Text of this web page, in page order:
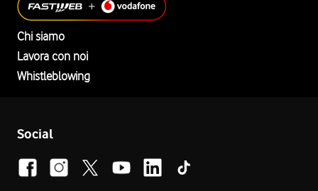
Chi siamo
Lavora con noi
Whistleblowing
Social